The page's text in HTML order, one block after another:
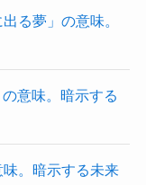
る夢」の意味。
意味。暗示する
味。暗示する未来